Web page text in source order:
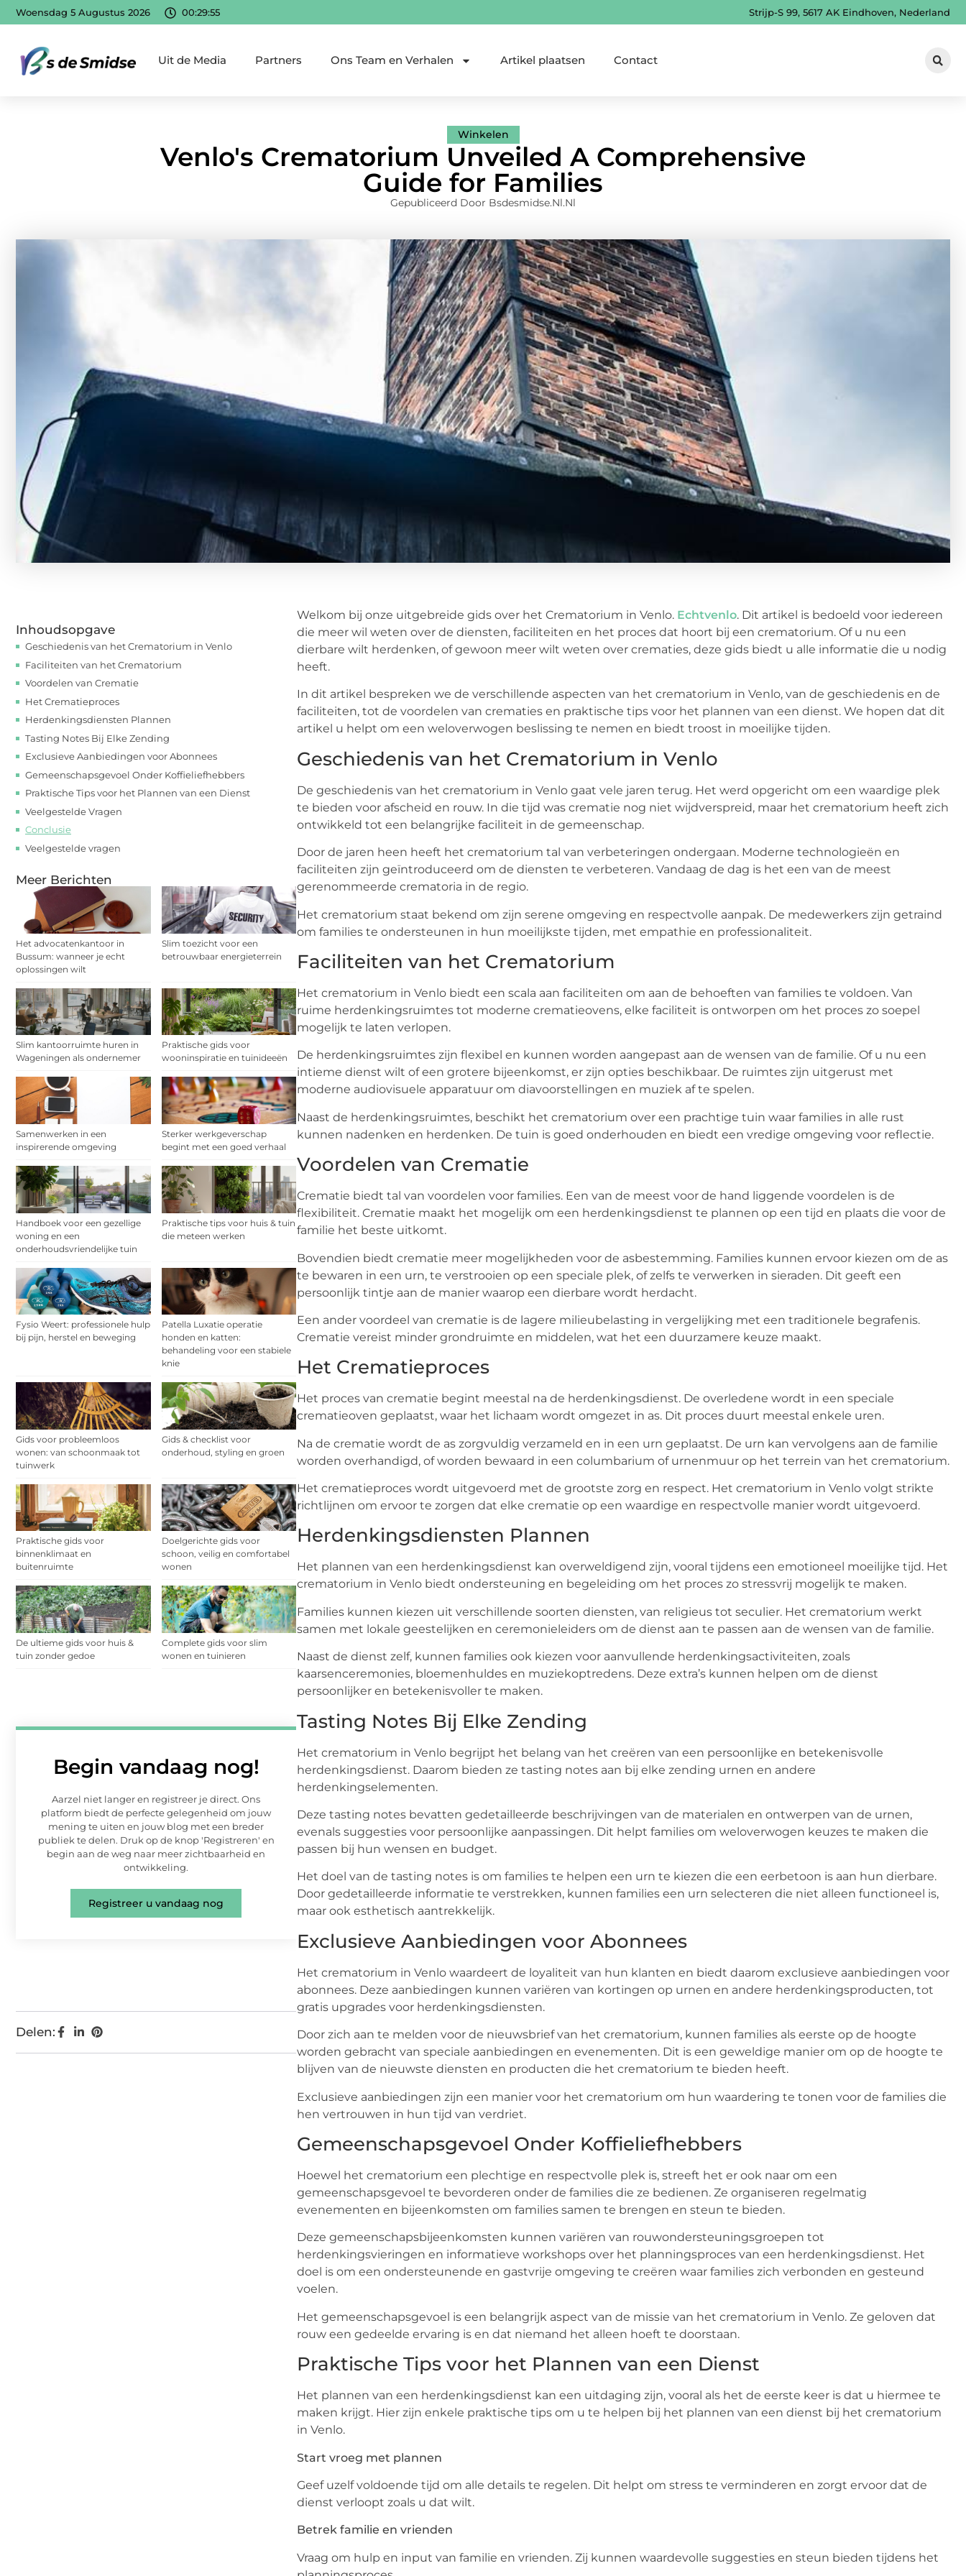
Woensdag 5 Augustus 2026 00:29:56 Strijp-S 99, 5617 AK Eindhoven, Nederland
Uit de Media Partners Ons Team en Verhalen Artikel plaatsen Contact
Winkelen
Venlo's Crematorium Unveiled A Comprehensive
Guide for Families
Gepubliceerd Door Bsdesmidse.nl.nl
Inhoudsopgave
Geschiedenis van het Crematorium in Venlo
Faciliteiten van het Crematorium
Voordelen van Crematie
Het Crematieproces
Herdenkingsdiensten Plannen
Tasting Notes Bij Elke Zending
Exclusieve Aanbiedingen voor Abonnees
Gemeenschapsgevoel Onder Koffieliefhebbers
Praktische Tips voor het Plannen van een Dienst
Veelgestelde Vragen
Conclusie
Veelgestelde vragen
Meer Berichten
Het advocatenkantoor in
Bussum: wanneer je echt
oplossingen wilt
Slim toezicht voor een
betrouwbaar energieterrein
Slim kantoorruimte huren in
Wageningen als ondernemer
Praktische gids voor
wooninspiratie en tuinideeën
Samenwerken in een
inspirerende omgeving
Sterker werkgeverschap
begint met een goed verhaal
Handboek voor een gezellige
woning en een
onderhoudsvriendelijke tuin
Praktische tips voor huis & tuin
die meteen werken
Fysio Weert: professionele hulp
bij pijn, herstel en beweging
Patella Luxatie operatie
honden en katten:
behandeling voor een stabiele
knie
Gids voor probleemloos
wonen: van schoonmaak tot
tuinwerk
Gids & checklist voor
onderhoud, styling en groen
Praktische gids voor
binnenklimaat en
buitenruimte
Doelgerichte gids voor
schoon, veilig en comfortabel
wonen
De ultieme gids voor huis &
tuin zonder gedoe
Complete gids voor slim
wonen en tuinieren
Begin vandaag nog!
Aarzel niet langer en registreer je direct. Ons
platform biedt de perfecte gelegenheid om jouw
mening te uiten en jouw blog met een breder
publiek te delen. Druk op de knop 'Registreren' en
begin aan de weg naar meer zichtbaarheid en
ontwikkeling.
Registreer u vandaag nog
Delen:
Welkom bij onze uitgebreide gids over het Crematorium in Venlo. Echtvenlo. Dit artikel is bedoeld voor iedereen
die meer wil weten over de diensten, faciliteiten en het proces dat hoort bij een crematorium. Of u nu een
dierbare wilt herdenken, of gewoon meer wilt weten over crematies, deze gids biedt u alle informatie die u nodig
heeft.
In dit artikel bespreken we de verschillende aspecten van het crematorium in Venlo, van de geschiedenis en de
faciliteiten, tot de voordelen van crematies en praktische tips voor het plannen van een dienst. We hopen dat dit
artikel u helpt om een weloverwogen beslissing te nemen en biedt troost in moeilijke tijden.
Geschiedenis van het Crematorium in Venlo
De geschiedenis van het crematorium in Venlo gaat vele jaren terug. Het werd opgericht om een waardige plek
te bieden voor afscheid en rouw. In die tijd was crematie nog niet wijdverspreid, maar het crematorium heeft zich
ontwikkeld tot een belangrijke faciliteit in de gemeenschap.
Door de jaren heen heeft het crematorium tal van verbeteringen ondergaan. Moderne technologieën en
faciliteiten zijn geïntroduceerd om de diensten te verbeteren. Vandaag de dag is het een van de meest
gerenommeerde crematoria in de regio.
Het crematorium staat bekend om zijn serene omgeving en respectvolle aanpak. De medewerkers zijn getraind
om families te ondersteunen in hun moeilijkste tijden, met empathie en professionaliteit.
Faciliteiten van het Crematorium
Het crematorium in Venlo biedt een scala aan faciliteiten om aan de behoeften van families te voldoen. Van
ruime herdenkingsruimtes tot moderne crematieovens, elke faciliteit is ontworpen om het proces zo soepel
mogelijk te laten verlopen.
De herdenkingsruimtes zijn flexibel en kunnen worden aangepast aan de wensen van de familie. Of u nu een
intieme dienst wilt of een grotere bijeenkomst, er zijn opties beschikbaar. De ruimtes zijn uitgerust met
moderne audiovisuele apparatuur om diavoorstellingen en muziek af te spelen.
Naast de herdenkingsruimtes, beschikt het crematorium over een prachtige tuin waar families in alle rust
kunnen nadenken en herdenken. De tuin is goed onderhouden en biedt een vredige omgeving voor reflectie.
Voordelen van Crematie
Crematie biedt tal van voordelen voor families. Een van de meest voor de hand liggende voordelen is de
flexibiliteit. Crematie maakt het mogelijk om een herdenkingsdienst te plannen op een tijd en plaats die voor de
familie het beste uitkomt.
Bovendien biedt crematie meer mogelijkheden voor de asbestemming. Families kunnen ervoor kiezen om de as
te bewaren in een urn, te verstrooien op een speciale plek, of zelfs te verwerken in sieraden. Dit geeft een
persoonlijk tintje aan de manier waarop een dierbare wordt herdacht.
Een ander voordeel van crematie is de lagere milieubelasting in vergelijking met een traditionele begrafenis.
Crematie vereist minder grondruimte en middelen, wat het een duurzamere keuze maakt.
Het Crematieproces
Het proces van crematie begint meestal na de herdenkingsdienst. De overledene wordt in een speciale
crematieoven geplaatst, waar het lichaam wordt omgezet in as. Dit proces duurt meestal enkele uren.
Na de crematie wordt de as zorgvuldig verzameld en in een urn geplaatst. De urn kan vervolgens aan de familie
worden overhandigd, of worden bewaard in een columbarium of urnenmuur op het terrein van het crematorium.
Het crematieproces wordt uitgevoerd met de grootste zorg en respect. Het crematorium in Venlo volgt strikte
richtlijnen om ervoor te zorgen dat elke crematie op een waardige en respectvolle manier wordt uitgevoerd.
Herdenkingsdiensten Plannen
Het plannen van een herdenkingsdienst kan overweldigend zijn, vooral tijdens een emotioneel moeilijke tijd. Het
crematorium in Venlo biedt ondersteuning en begeleiding om het proces zo stressvrij mogelijk te maken.
Families kunnen kiezen uit verschillende soorten diensten, van religieus tot seculier. Het crematorium werkt
samen met lokale geestelijken en ceremonieleiders om de dienst aan te passen aan de wensen van de familie.
Naast de dienst zelf, kunnen families ook kiezen voor aanvullende herdenkingsactiviteiten, zoals
kaarsenceremonies, bloemenhuldes en muziekoptredens. Deze extra’s kunnen helpen om de dienst
persoonlijker en betekenisvoller te maken.
Tasting Notes Bij Elke Zending
Het crematorium in Venlo begrijpt het belang van het creëren van een persoonlijke en betekenisvolle
herdenkingsdienst. Daarom bieden ze tasting notes aan bij elke zending urnen en andere
herdenkingselementen.
Deze tasting notes bevatten gedetailleerde beschrijvingen van de materialen en ontwerpen van de urnen,
evenals suggesties voor persoonlijke aanpassingen. Dit helpt families om weloverwogen keuzes te maken die
passen bij hun wensen en budget.
Het doel van de tasting notes is om families te helpen een urn te kiezen die een eerbetoon is aan hun dierbare.
Door gedetailleerde informatie te verstrekken, kunnen families een urn selecteren die niet alleen functioneel is,
maar ook esthetisch aantrekkelijk.
Exclusieve Aanbiedingen voor Abonnees
Het crematorium in Venlo waardeert de loyaliteit van hun klanten en biedt daarom exclusieve aanbiedingen voor
abonnees. Deze aanbiedingen kunnen variëren van kortingen op urnen en andere herdenkingsproducten, tot
gratis upgrades voor herdenkingsdiensten.
Door zich aan te melden voor de nieuwsbrief van het crematorium, kunnen families als eerste op de hoogte
worden gebracht van speciale aanbiedingen en evenementen. Dit is een geweldige manier om op de hoogte te
blijven van de nieuwste diensten en producten die het crematorium te bieden heeft.
Exclusieve aanbiedingen zijn een manier voor het crematorium om hun waardering te tonen voor de families die
hen vertrouwen in hun tijd van verdriet.
Gemeenschapsgevoel Onder Koffieliefhebbers
Hoewel het crematorium een plechtige en respectvolle plek is, streeft het er ook naar om een
gemeenschapsgevoel te bevorderen onder de families die ze bedienen. Ze organiseren regelmatig
evenementen en bijeenkomsten om families samen te brengen en steun te bieden.
Deze gemeenschapsbijeenkomsten kunnen variëren van rouwondersteuningsgroepen tot
herdenkingsvieringen en informatieve workshops over het planningsproces van een herdenkingsdienst. Het
doel is om een ondersteunende en gastvrije omgeving te creëren waar families zich verbonden en gesteund
voelen.
Het gemeenschapsgevoel is een belangrijk aspect van de missie van het crematorium in Venlo. Ze geloven dat
rouw een gedeelde ervaring is en dat niemand het alleen hoeft te doorstaan.
Praktische Tips voor het Plannen van een Dienst
Het plannen van een herdenkingsdienst kan een uitdaging zijn, vooral als het de eerste keer is dat u hiermee te
maken krijgt. Hier zijn enkele praktische tips om u te helpen bij het plannen van een dienst bij het crematorium
in Venlo.
Start vroeg met plannen
Geef uzelf voldoende tijd om alle details te regelen. Dit helpt om stress te verminderen en zorgt ervoor dat de
dienst verloopt zoals u dat wilt.
Betrek familie en vrienden
Vraag om hulp en input van familie en vrienden. Zij kunnen waardevolle suggesties en steun bieden tijdens het